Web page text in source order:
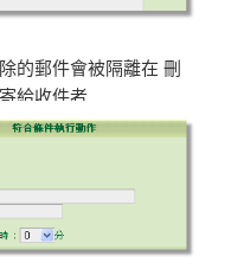
的郵件會被隔離在 刪
給收件者